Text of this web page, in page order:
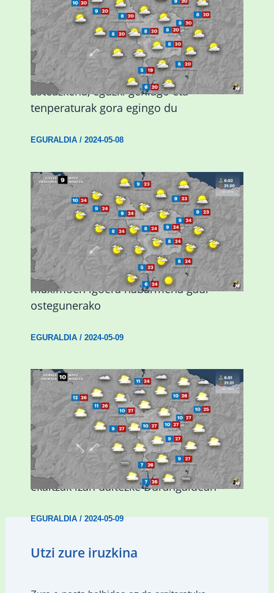
Eguraldiak hobera egingo du gaur,
asteazkena, eguzki gehiago eta
tenperaturak gora egingo du
EGURALDIA/ 2024-05-08
Giro eguzkitsua eta tenperatura
maximoen igoera nabarmena gaur
ostegunerako
EGURALDIA/ 2024-05-09
Asteburuan 25 gradu baino gehiago eta
ekaitzak izan daitezke Durangaldean
EGURALDIA/2024-05-09
Utzi zure iruzkina